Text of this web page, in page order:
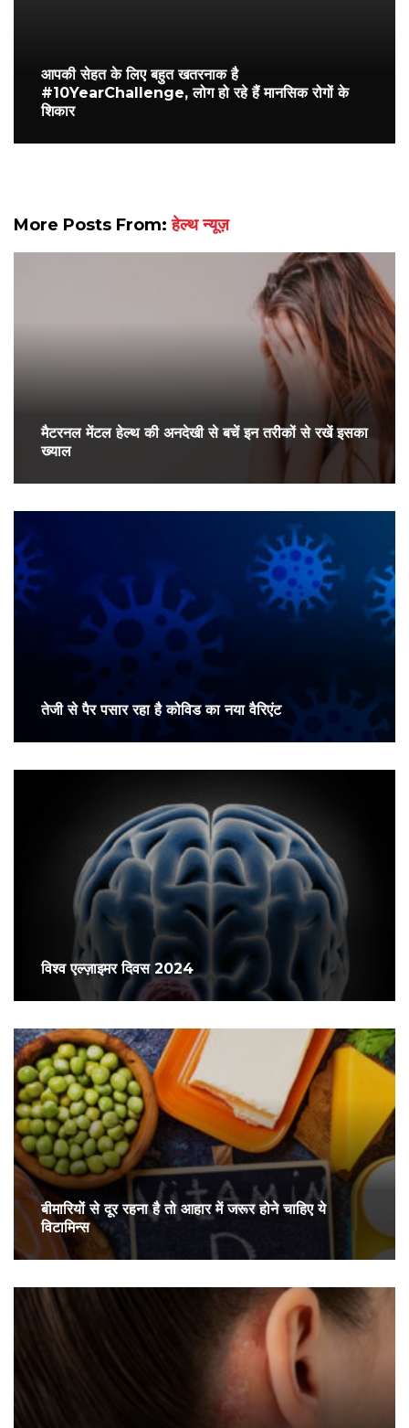
आपकी सेहत के लिए बहुत खतरनाक है
#10YearChallenge, लोग हो रहे हैं मानसिक रोगों के
शिकार
More Posts From:हेल्थ न्यूज़
मैटरनल मेंटल हेल्थ की अनदेखी से बचें इन तरीकों से रखें इसका
ख्याल
तेजी से पैर पसार रहा है कोविड का नया वैरिएंट
विश्व एल्ज़ाइमर दिवस 2024
बीमारियों से दूर रहना है तो आहार में जरूर होने चाहिए ये
विटामिन्स